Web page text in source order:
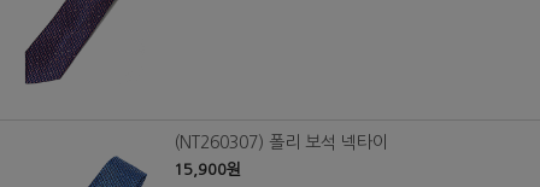
(NT260307) 폴리 보석 넥타이
15,900원